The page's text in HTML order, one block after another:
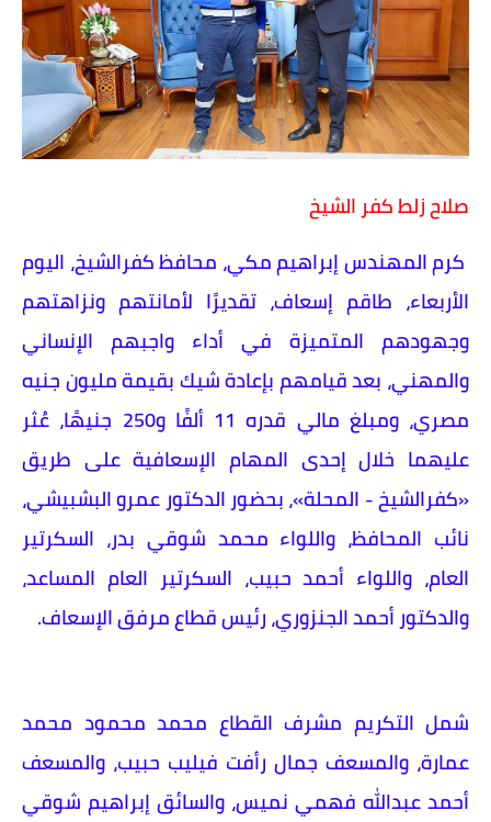
صلاح زلط كفر الشيخ
كرم المهندس إبراهيم مكي، محافظ كفرالشيخ، اليوم
الأربعاء، طاقم إسعاف، تقديرًا لأمانتهم ونزاهتهم
وجهودهم المتميزة في أداء واجبهم الإنساني
والمهني، بعد قيامهم بإعادة شيك بقيمة مليون جنيه
مصري، ومبلغ مالي قدره 11 ألفًا و250 جنيهًا، عُثر
عليهما خلال إحدى المهام الإسعافية على طريق
«كفرالشيخ - المحلة»، بحضور الدكتور عمرو البشبيشي،
نائب المحافظ، واللواء محمد شوقي بدر، السكرتير
العام، واللواء أحمد حبيب، السكرتير العام المساعد،
والدكتور أحمد الجنزوري، رئيس قطاع مرفق الإسعاف.
شمل التكريم مشرف القطاع محمد محمود محمد
عمارة، والمسعف جمال رأفت فيليب حبيب، والمسعف
أحمد عبدالله فهمي نميس، والسائق إبراهيم شوقي